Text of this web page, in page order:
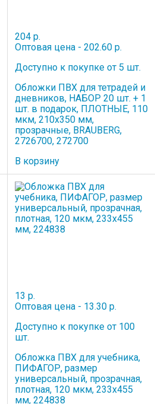
204 р.
Оптовая цена - 202.60 р.
Доступно к покупке от 5 шт.
Обложки ПВХ для тетрадей и
дневников, НАБОР 20 шт. + 1
шт. в подарок, ПЛОТНЫЕ, 110
мкм, 210х350 мм,
прозрачные, BRAUBERG,
2726700, 272700
В корзину
13 р.
Оптовая цена - 13.30 р.
Доступно к покупке от 100
шт.
Обложка ПВХ для учебника,
ПИФАГОР, размер
универсальный, прозрачная,
плотная, 120 мкм, 233х455
мм, 224838